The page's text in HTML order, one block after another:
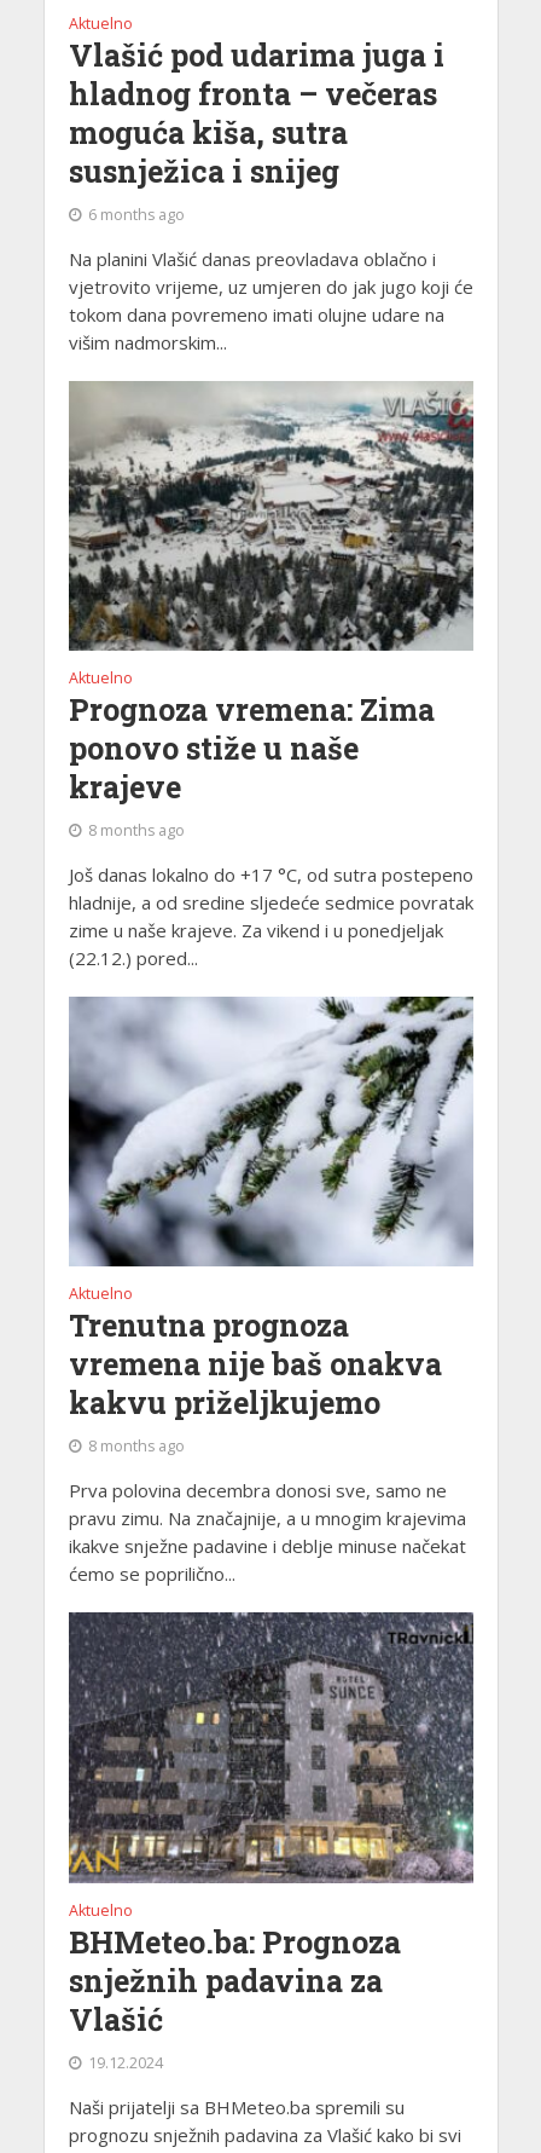
Aktuelno
Vlašić pod udarima juga i
hladnog fronta – večeras
moguća kiša, sutra
susnježica i snijeg
6 months ago
Na planini Vlašić danas preovladava oblačno i
vjetrovito vrijeme, uz umjeren do jak jugo koji će
tokom dana povremeno imati olujne udare na
višim nadmorskim...
Aktuelno
Prognoza vremena: Zima
ponovo stiže u naše
krajeve
8 months ago
Još danas lokalno do +17 °C, od sutra postepeno
hladnije, a od sredine sljedeće sedmice povratak
zime u naše krajeve. Za vikend i u ponedjeljak
(22.12.) pored...
Aktuelno
Trenutna prognoza
vremena nije baš onakva
kakvu priželjkujemo
8 months ago
Prva polovina decembra donosi sve, samo ne
pravu zimu. Na značajnije, a u mnogim krajevima
ikakve snježne padavine i deblje minuse načekat
ćemo se poprilično...
Aktuelno
BHMeteo.ba: Prognoza
snježnih padavina za
Vlašić
19.12.2024
Naši prijatelji sa BHMeteo.ba spremili su
prognozu snježnih padavina za Vlašić kako bi svi